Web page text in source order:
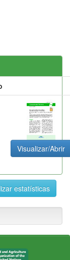
Visualizar/Abrir
estatísticas